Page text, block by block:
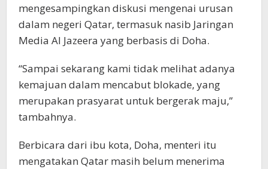
mengesampingkan diskusi mengenai urusan
dalam negeri Qatar, termasuk nasib Jaringan
Media Al Jazeera yang berbasis di Doha.
“Sampai sekarang kami tidak melihat adanya
kemajuan dalam mencabut blokade, yang
merupakan prasyarat untuk bergerak maju,”
tambahnya.
Berbicara dari ibu kota, Doha, menteri itu
mengatakan Qatar masih belum menerima